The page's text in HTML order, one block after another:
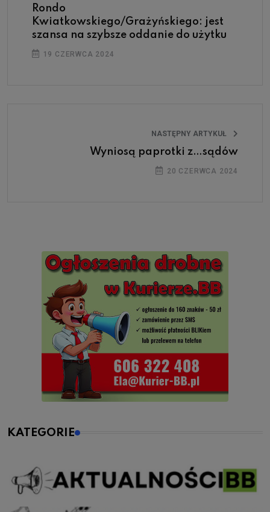
Rondo
Kwiatkowskiego/Grażyńskiego: jest
szansa na szybsze oddanie do użytku
19 CZERWCA 2024
NASTĘPNY ARTYKUŁ
Wyniosą paprotki z…sądów
20 CZERWCA 2024
KATEGORIE